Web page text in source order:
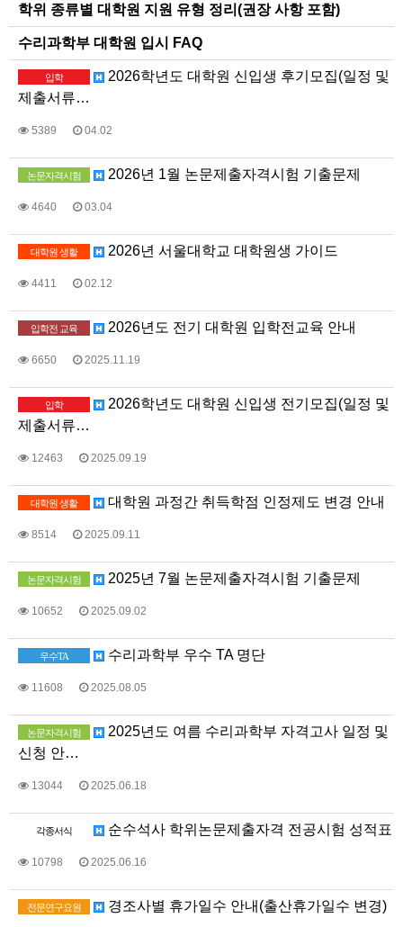
학위 종류별 대학원 지원 유형 정리(권장 사항 포함)
수리과학부 대학원 입시 FAQ
입학
2026학년도 대학원 신입생 후기모집(일정 및
제출서류…
5389 04.02
논문자격시험 2026년 1월 논문제출자격시험 기출문제
4640 03.04
대학원 생활 2026년 서울대학교 대학원생 가이드
4411 02.12
입학전 교육 2026년도 전기 대학원 입학전교육 안내
6650 2025.11.19
입학
2026학년도 대학원 신입생 전기모집(일정 및
제출서류…
12463 2025.09.19
대학원 생활 대학원 과정간 취득학점 인정제도 변경 안내
8514 2025.09.11
논문자격시험 2025년 7월 논문제출자격시험 기출문제
10652 2025.09.02
우수TA 수리과학부 우수 TA 명단
11608 2025.08.05
논문자격시험
2025년도 여름 수리과학부 자격고사 일정 및
신청 안…
13044 2025.06.18
각종서식 순수석사 학위논문제출자격 전공시험 성적표
10798 2025.06.16
전문연구요원 경조사별 휴가일수 안내(출산휴가일수 변경)